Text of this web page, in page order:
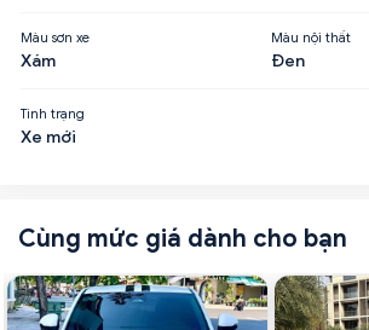
Màu sơn xe
Xám
Màu nội thất
Đen
Tình trạng
Xe mới
Cùng mức giá dành cho bạn